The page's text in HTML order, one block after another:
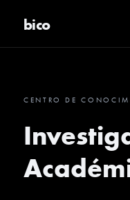
bico
CENTRO DE